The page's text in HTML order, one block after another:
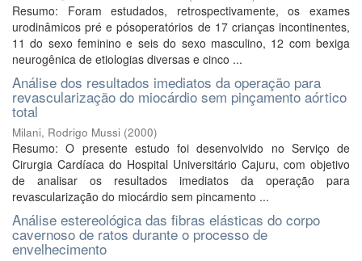
Resumo: Foram estudados, retrospectivamente, os exames
urodinâmicos pré e pósoperatórios de 17 crianças incontinentes,
11 do sexo feminino e seis do sexo masculino, 12 com bexiga
neurogênica de etiologias diversas e cinco ...
Análise dos resultados imediatos da operação para
revascularização do miocárdio sem pinçamento aórtico
total
Milani, Rodrigo Mussi (2000)
Resumo: O presente estudo foi desenvolvido no Serviço de
Cirurgia Cardíaca do Hospital Universitário Cajuru, com objetivo
de analisar os resultados imediatos da operação para
revascularização do miocárdio sem pincamento ...
Análise estereológica das fibras elásticas do corpo
cavernoso de ratos durante o processo de
envelhecimento